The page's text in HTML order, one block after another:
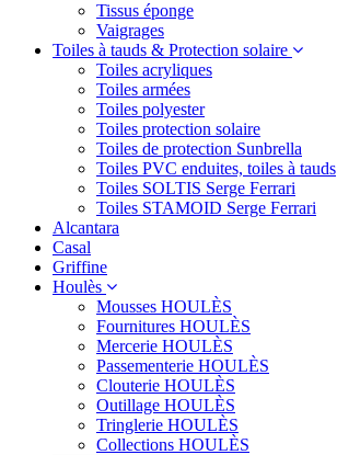
Tissus éponge
Vaigrages
Toiles à tauds & Protection solaire
Toiles acryliques
Toiles armées
Toiles polyester
Toiles protection solaire
Toiles de protection Sunbrella
Toiles PVC enduites, toiles à tauds
Toiles SOLTIS Serge Ferrari
Toiles STAMOID Serge Ferrari
Alcantara
Casal
Griffine
Houlès
Mousses HOULÈS
Fournitures HOULÈS
Mercerie HOULÈS
Passementerie HOULÈS
Clouterie HOULÈS
Outillage HOULÈS
Tringlerie HOULÈS
Collections HOULÈS